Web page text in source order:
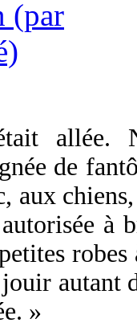
allée.
de
aux
à
autant
»